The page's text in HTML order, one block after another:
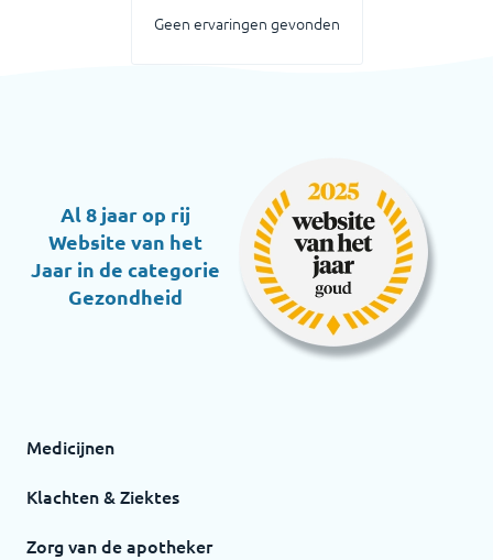
Geen ervaringen gevonden
Al 8 jaar op rij
Website van het
Jaar in de categorie
Gezondheid
Medicijnen
Klachten & Ziektes
Zorg van de apotheker